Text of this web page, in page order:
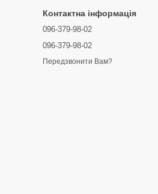
Контактна інформація
096-379-98-02
096-379-98-02
Передзвонити Вам?